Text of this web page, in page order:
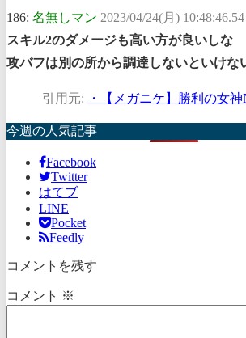
186: 名無しマン 2023/04/24(月) 10:48:46.54
スキル2のダメージも高い方が良いしな
攻バフは別の所から調達しないといけな
引用元: ・【メガニケ】勝利の女
今週の人気記事
Facebook
Twitter
はてブ
LINE
Pocket
Feedly
コメントを残す
コメント ※